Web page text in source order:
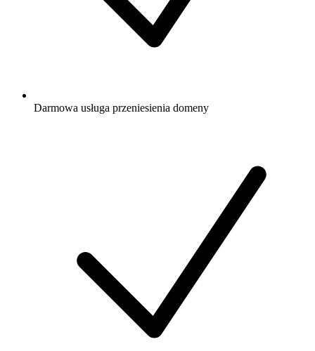
Darmowa usługa przeniesienia domeny